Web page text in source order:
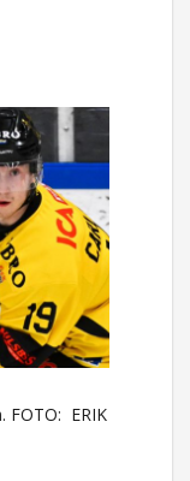
FOTO: ERIK